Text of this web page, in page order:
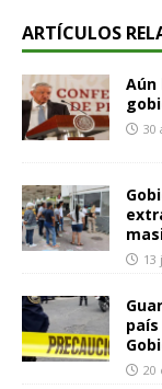
ARTÍCULOS
Aún
30
13
20